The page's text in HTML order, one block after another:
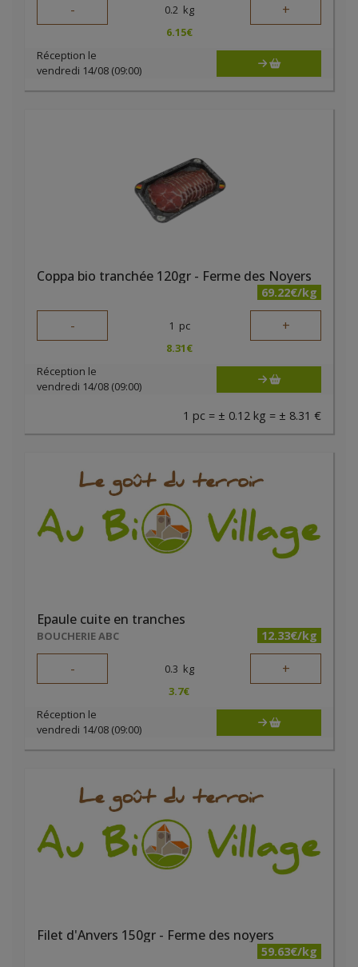
- 0.2 kg +
6.15€
Réception le
vendredi 14/08 (09:00)
Coppa bio tranchée 120gr - Ferme des Noyers
69.22€/kg
- 1 pc +
8.31€
Réception le
vendredi 14/08 (09:00)
1 pc = ± 0.12 kg = ± 8.31 €
Epaule cuite en tranches
BOUCHERIE ABC 12.33€/kg
- 0.3 kg +
3.7€
Réception le
vendredi 14/08 (09:00)
Filet d'Anvers 150gr - Ferme des noyers
59.63€/kg